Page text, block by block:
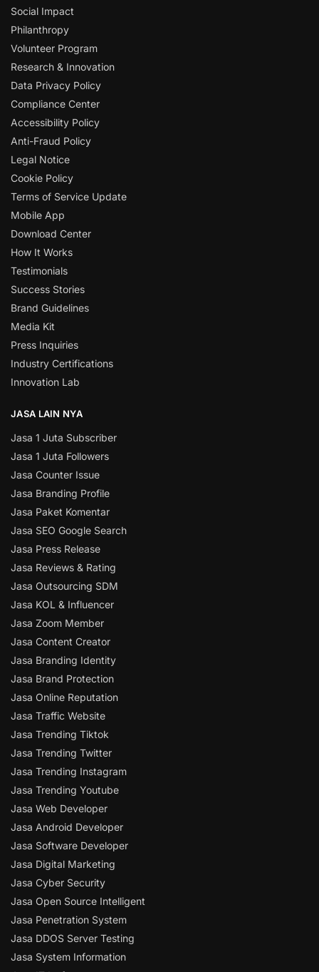
Social Impact
Philanthropy
Volunteer Program
Research & Innovation
Data Privacy Policy
Compliance Center
Accessibility Policy
Anti-Fraud Policy
Legal Notice
Cookie Policy
Terms of Service Update
Mobile App
Download Center
How It Works
Testimonials
Success Stories
Brand Guidelines
Media Kit
Press Inquiries
Industry Certifications
Innovation Lab
JASA LAIN NYA
Jasa 1 Juta Subscriber
Jasa 1 Juta Followers
Jasa Counter Issue
Jasa Branding Profile
Jasa Paket Komentar
Jasa SEO Google Search
Jasa Press Release
Jasa Reviews & Rating
Jasa Outsourcing SDM
Jasa KOL & Influencer
Jasa Zoom Member
Jasa Content Creator
Jasa Branding Identity
Jasa Brand Protection
Jasa Online Reputation
Jasa Traffic Website
Jasa Trending Tiktok
Jasa Trending Twitter
Jasa Trending Instagram
Jasa Trending Youtube
Jasa Web Developer
Jasa Android Developer
Jasa Software Developer
Jasa Digital Marketing
Jasa Cyber Security
Jasa Open Source Intelligent
Jasa Penetration System
Jasa DDOS Server Testing
Jasa System Information